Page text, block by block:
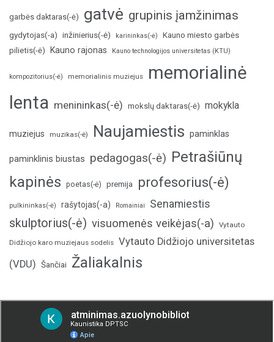
garbės daktaras(-ė) gatvė grupinis įamžinimas
gydytojas(-a) inžinierius(-ė) karininkas(-ė)
Kauno miesto garbės
pilietis(-ė)
Kauno rajonas Kauno technologijos universitetas (KTU)
kompozitorius(-ė) memorialinis muziejus
memorialinė
lenta menininkas(-ė) mokslų daktaras(-ė) mokykla
muziejus muzikas(-ė) Naujamiestis paminklas
paminklinis biustas pedagogas(-ė) Petrašiūnų
kapinės poetas(-ė) premija profesorius(-ė)
pulkininkas(-ė) rašytojas(-a) Romainiai Senamiestis
skulptorius(-ė) visuomenės veikėjas(-a) Vytauto
Didžiojo karo muziejaus sodelis Vytauto Didžiojo universitetas
(VDU) Šančiai Žaliakalnis